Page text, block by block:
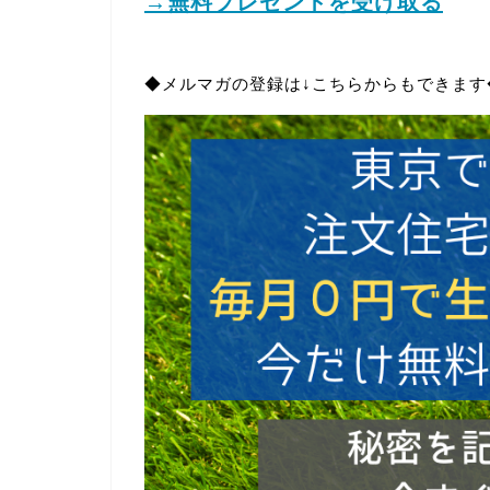
◆メルマガの登録は↓こちらからもできま